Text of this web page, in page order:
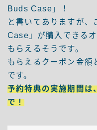
Buds Case」！
と書いてありますが
Case」が購入できる
もらえるそうです。
もらえるクーポン金額
です。
予約特典の実施期間
で！